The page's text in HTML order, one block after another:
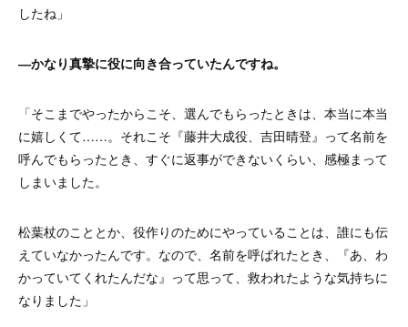
したね」
―かなり真摯に役に向き合っていたんですね。
「そこまでやったからこそ、選んでもらったときは、本当に本当
に嬉しくて……。それこそ『藤井大成役、吉田晴登』って名前を
呼んでもらったとき、すぐに返事ができないくらい、感極まって
しまいました。
松葉杖のこととか、役作りのためにやっていることは、誰にも伝
えていなかったんです。なので、名前を呼ばれたとき、『あ、わ
かっていてくれたんだな』って思って、救われたような気持ちに
なりました」